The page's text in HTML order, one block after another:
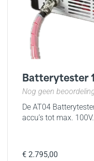
Batterytester
Nog geen
De AT04
accu’s tot max.
€ 2.795,00